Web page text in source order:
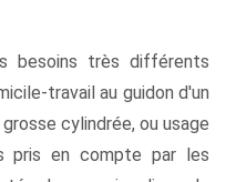
besoins très différents
travail au guidon d'un
cylindrée, ou usage
pris en compte par les